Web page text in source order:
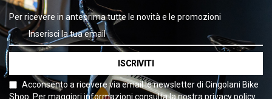
Per ricevere in anteprima tutte le novità e le promozioni
ISCRIVITI
Acconsento a ricevere via email le newsletter di Cingolani Bike
Shop. Per maggiori informazioni consulta la nostra privacy policy.